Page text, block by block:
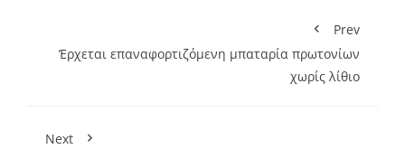
Prev
Έρχεται επαναφορτιζόμενη μπαταρία πρωτονίων
χωρίς λίθιο
Next